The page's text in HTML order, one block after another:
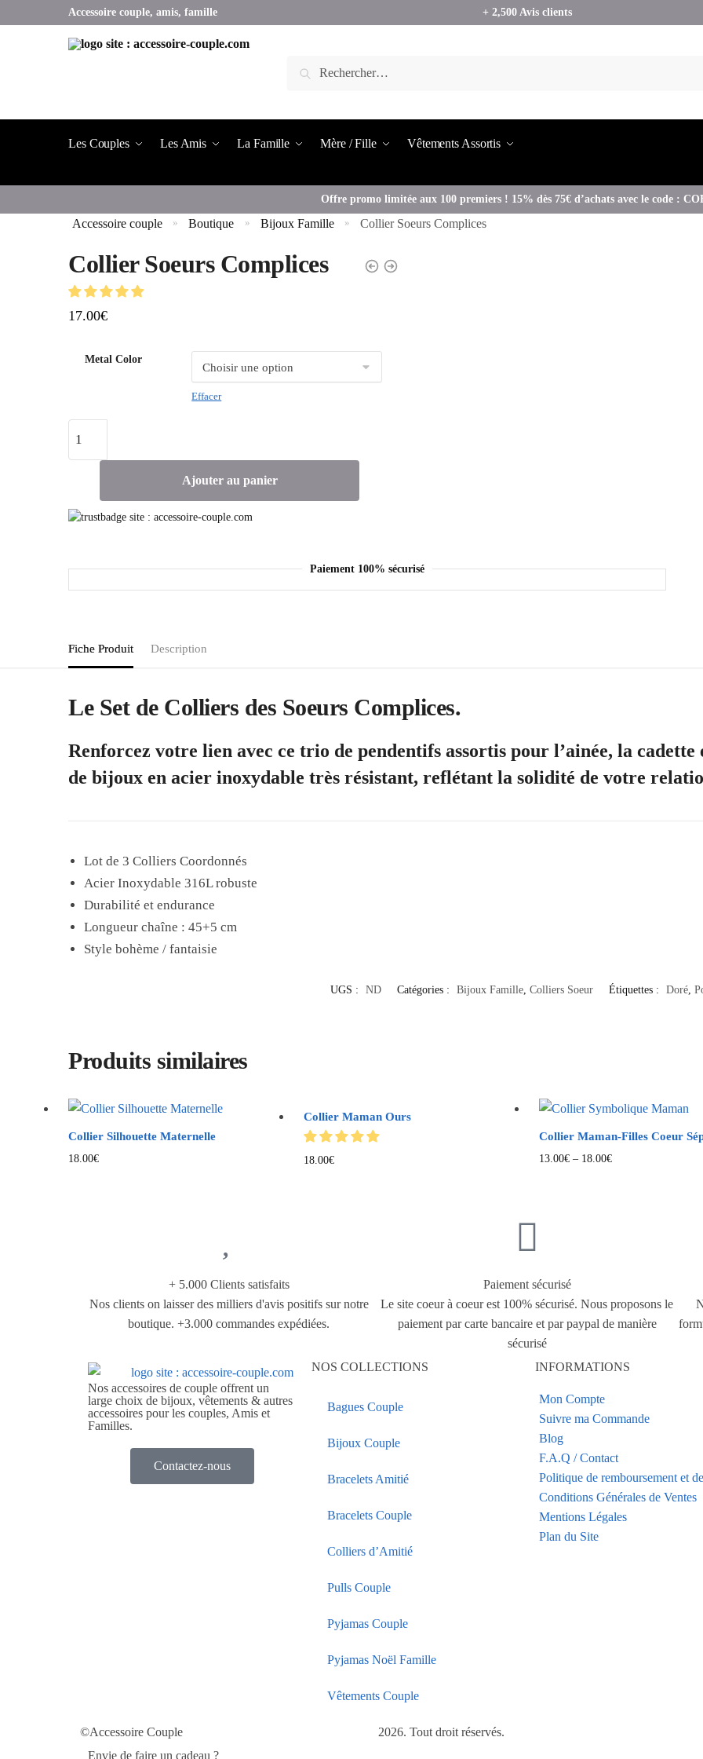
Accessoire couple, amis, famille + 2,500 Avis clients
Les Couples Les Amis La Famille Mère / Fille Vêtements Assortis
Offre promo limitée aux 100 premiers ! 15% dès 75€ d’achats avec le code :
Accessoire couple » Boutique » Bijoux Famille » Collier Soeurs Complices
Collier Soeurs Complices
17.00€
Metal Color
Effacer
Ajouter au panier
Paiement 100% sécurisé
Fiche Produit Description
Le Set de Colliers des Soeurs Complices.
Renforcez votre lien avec ce trio de pendentifs assortis pour l’ainée, la
de bijoux en acier inoxydable très résistant, reflétant la solidité de votre
Lot de 3 Colliers Coordonnés
Acier Inoxydable 316L robuste
Durabilité et endurance
Longueur chaîne : 45+5 cm
Style bohème / fantaisie
UGS : ND Catégories : Bijoux Famille Colliers Soeur Étiquettes : Doré
Produits similaires
Collier Silhouette Maternelle
18.00€
Collier Maman Ours
18.00€
Collier Maman-Filles Coeur
13.00€– 18.00€
+ 5.000 Clients satisfaits
Nos clients on laisser des milliers d'avis positifs sur notre
boutique. +3.000 commandes expédiées.
Paiement sécurisé
Le site coeur à coeur est 100% sécurisé. Nous proposons le
paiement par carte bancaire et par paypal de manière
sécurisé
Nos accessoires de couple offrent un
large choix de bijoux, vêtements & autres
accessoires pour les couples, Amis et
Familles.
Contactez-nous
NOS COLLECTIONS
Bagues Couple
Bijoux Couple
Bracelets Amitié
Bracelets Couple
Colliers d’Amitié
Pulls Couple
Pyjamas Couple
Pyjamas Noël Famille
Vêtements Couple
INFORMATIONS
Mon Compte
Suivre ma Commande
Blog
F.A.Q / Contact
Politique de remboursement et
Conditions Générales de Ventes
Mentions Légales
Plan du Site
©Accessoire Couple
2026. Tout droit réservés.
Envie de faire un cadeau ?